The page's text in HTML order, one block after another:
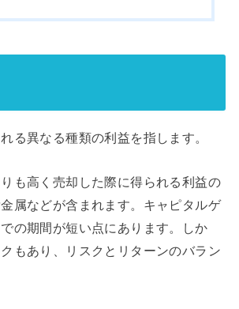
る異なる種類の利益を指します。
も高く売却した際に得られる利益の
属などが含まれます。キャピタルゲ
の期間が短い点にあります。しか
もあり、リスクとリターンのバラン